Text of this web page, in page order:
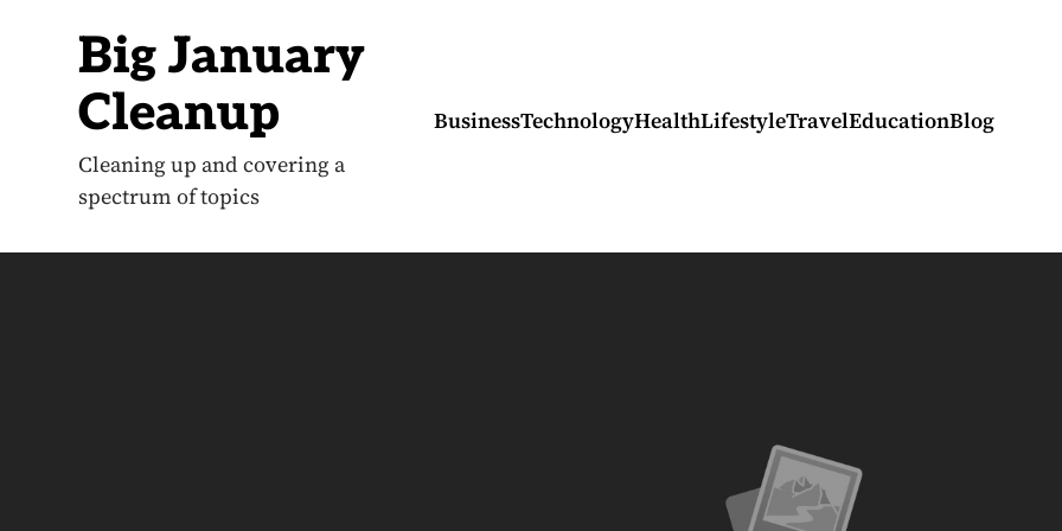
Big January
Cleanup
Cleaning up and covering a
spectrum of topics
BusinessTechnologyHealthLifestyleTravelEducationBlog